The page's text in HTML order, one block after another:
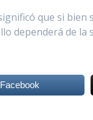
que si
dependerá de la